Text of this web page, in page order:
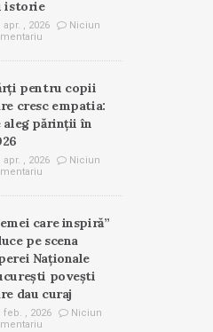
istorie
apr. , 2026
Niciun
pentru copii
cresc empatia:
aleg părinții în
apr. , 2026
Niciun
care inspiră”
pe scena
Naționale
povești
dau curaj
feb. , 2026
Niciun